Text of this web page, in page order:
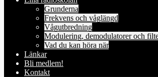
Grunderna
Frekvens och våglängd
Vågutbredning
Modulering, demodulatorer och
Vad du kan höra när
Länkar
Bli medlem!
Kontakt